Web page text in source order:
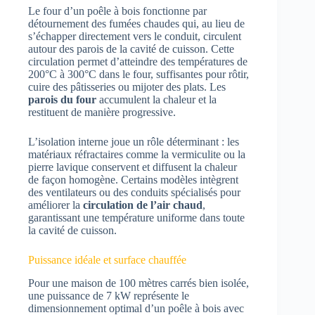
Le four d’un poêle à bois fonctionne par
détournement des fumées chaudes qui, au lieu de
s’échapper directement vers le conduit, circulent
autour des parois de la cavité de cuisson. Cette
circulation permet d’atteindre des températures de
200°C à 300°C dans le four, suffisantes pour rôtir,
cuire des pâtisseries ou mijoter des plats. Les
parois du four accumulent la chaleur et la
restituent de manière progressive.
L’isolation interne joue un rôle déterminant : les
matériaux réfractaires comme la vermiculite ou la
pierre lavique conservent et diffusent la chaleur
de façon homogène. Certains modèles intègrent
des ventilateurs ou des conduits spécialisés pour
améliorer la circulation de l’air chaud,
garantissant une température uniforme dans toute
la cavité de cuisson.
Puissance idéale et surface chauffée
Pour une maison de 100 mètres carrés bien isolée,
une puissance de 7 kW représente le
dimensionnement optimal d’un poêle à bois avec